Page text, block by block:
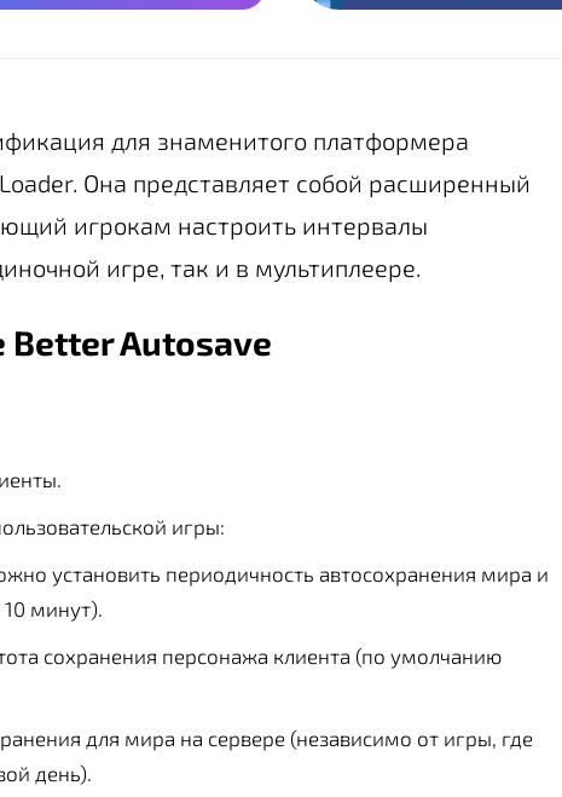
для знаменитого платформера
Она представляет собой расширенный
игрокам настроить интервалы
игре, так и в мультиплеере.
Better Autosave
игры:
установить периодичность автосохранения мира и
минут).
сохранения персонажа клиента (по умолчанию
для мира на сервере (независимо от игры, где
день).